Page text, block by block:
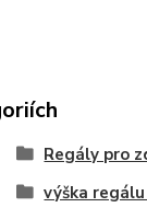
Regály pro
výška